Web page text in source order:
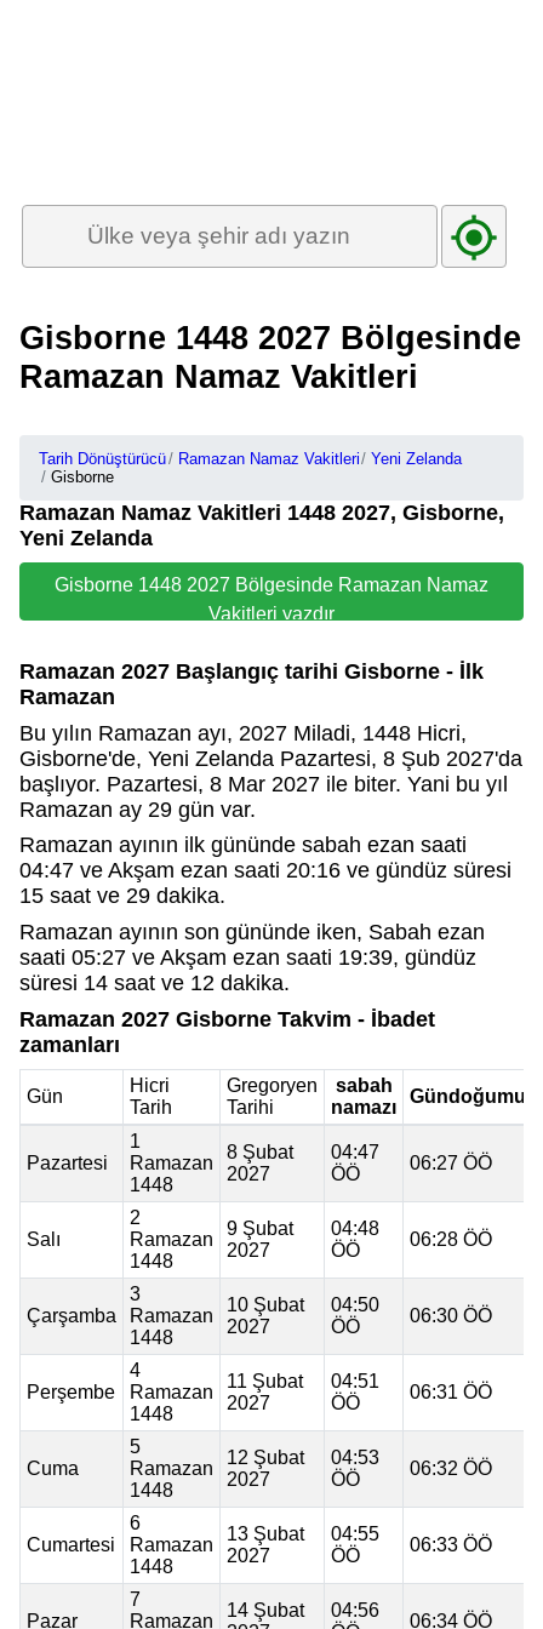
Gisborne 1448 2027 Bölgesinde
Ramazan Namaz Vakitleri
Tarih Dönüştürücü Ramazan Namaz Vakitleri
Yeni Zelanda
Gisborne
Ramazan Namaz Vakitleri 1448 2027, Gisborne,
Yeni Zelanda
Gisborne 1448 2027 Bölgesinde Ramazan Namaz
Vakitleri yazdır
Ramazan 2027 Başlangıç tarihi Gisborne - İlk
Ramazan
Bu yılın Ramazan ayı, 2027 Miladi, 1448 Hicri,
Gisborne'de, Yeni Zelanda Pazartesi, 8 Şub 2027'da
başlıyor. Pazartesi, 8 Mar 2027 ile biter. Yani bu yıl
Ramazan ay 29 gün var.
Ramazan ayının ilk gününde sabah ezan saati
04:47 ve Akşam ezan saati 20:16 ve gündüz süresi
15 saat ve 29 dakika.
Ramazan ayının son gününde iken, Sabah ezan
saati 05:27 ve Akşam ezan saati 19:39, gündüz
süresi 14 saat ve 12 dakika.
Ramazan 2027 Gisborne Takvim - İbadet
zamanları
Gün
Hicri
Tarih
Gregoryen
Tarihi
sabah
namazı
Gündoğumu
Pazartesi
1
Ramazan
1448
8 Şubat
2027
04:47
ÖÖ
06:27 ÖÖ
Salı
2
Ramazan
1448
9 Şubat
2027
04:48
ÖÖ
06:28 ÖÖ
Çarşamba
3
Ramazan
1448
10 Şubat
2027
04:50
ÖÖ
06:30 ÖÖ
Perşembe
4
Ramazan
1448
11 Şubat
2027
04:51
ÖÖ
06:31 ÖÖ
Cuma
5
Ramazan
1448
12 Şubat
2027
04:53
ÖÖ
06:32 ÖÖ
Cumartesi
6
Ramazan
1448
13 Şubat
2027
04:55
ÖÖ
06:33 ÖÖ
Pazar
7
Ramazan
14 Şubat
04:56
06:34 ÖÖ